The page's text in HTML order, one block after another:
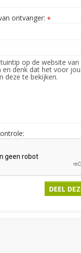
ontvanger: *